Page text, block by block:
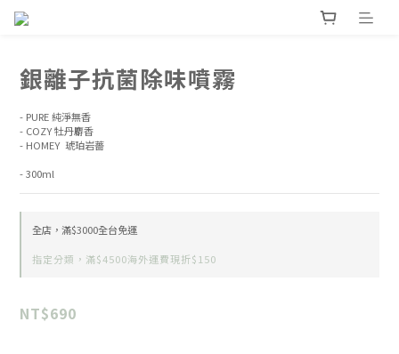
銀離子抗菌除味噴霧
- PURE 純淨無香
- COZY 牡丹麝香
- HOMEY  琥珀岩薔
- 300ml
全店，滿$3000全台免運
指定分類，滿$4500海外運費現折$150
NT$690